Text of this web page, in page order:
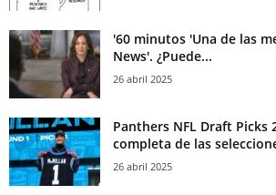
'60 minutos 'Una de las
News'. ¿Puede...
26 abril 2025
Panthers NFL Draft Picks
completa de las
26 abril 2025